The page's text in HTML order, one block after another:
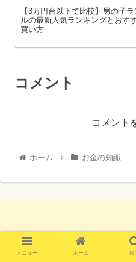
【3万円台以下で比較】男の子
ルの最新人気ランキングとおす
買い方
コメント
コメント
ホーム お金の知識
Copyright
メニュー ホーム 検